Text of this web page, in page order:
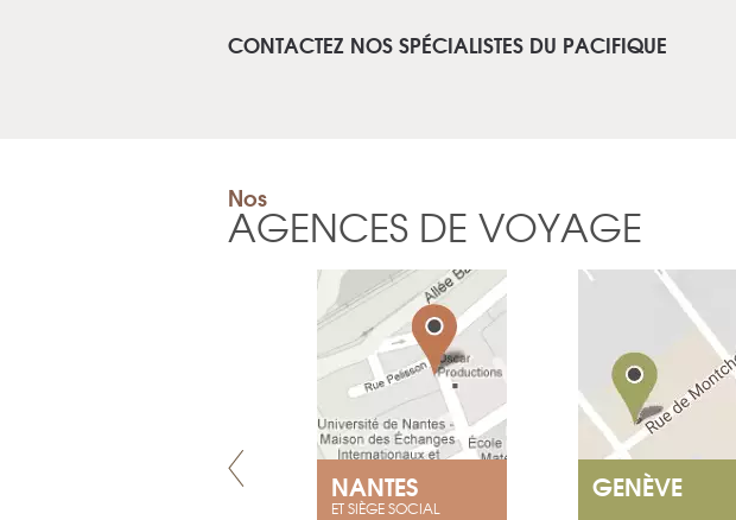
CONTACTEZ NOS SPÉCIALISTES DU PACIFIQUE
Nos
AGENCES DE VOYAGE
NANTES
ET SIÈGE SOCIAL
GENÈVE